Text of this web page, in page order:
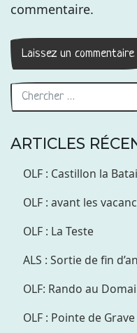
commentaire.
ARTICLES
OLF : Castillon la
OLF : avant les
OLF : La Teste
ALS : Sortie de fin
OLF: Rando au
OLF : Pointe de